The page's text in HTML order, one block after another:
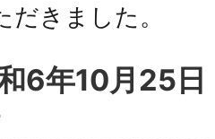
きました。
6年10月25